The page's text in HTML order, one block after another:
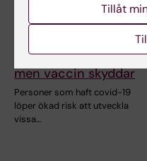
14 aug 2025
ökad risk för astma,
men vaccin skyddar
Personer som haft covid-19
löper ökad risk att utveckla
vissa…
Tillåt